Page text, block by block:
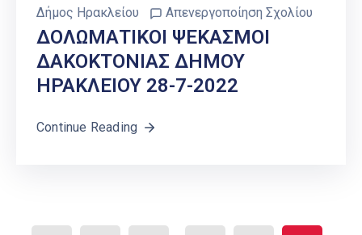
Δήμος Ηρακλείου
Απενεργοποίηση Σχολίου
ΔΟΛΩΜΑΤΙΚΟΙ ΨΕΚΑΣΜΟΙ
ΔΑΚΟΚΤΟΝΙΑΣ ΔΗΜΟΥ
ΗΡΑΚΛΕΙΟΥ 28-7-2022
Continue Reading